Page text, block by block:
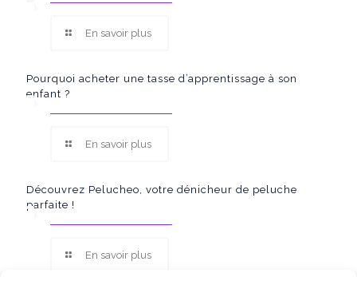
En savoir plus
Pourquoi acheter une tasse d’apprentissage à son
enfant ?
En savoir plus
Découvrez Pelucheo, votre dénicheur de peluche
parfaite !
En savoir plus